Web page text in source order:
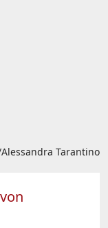
Tarantino